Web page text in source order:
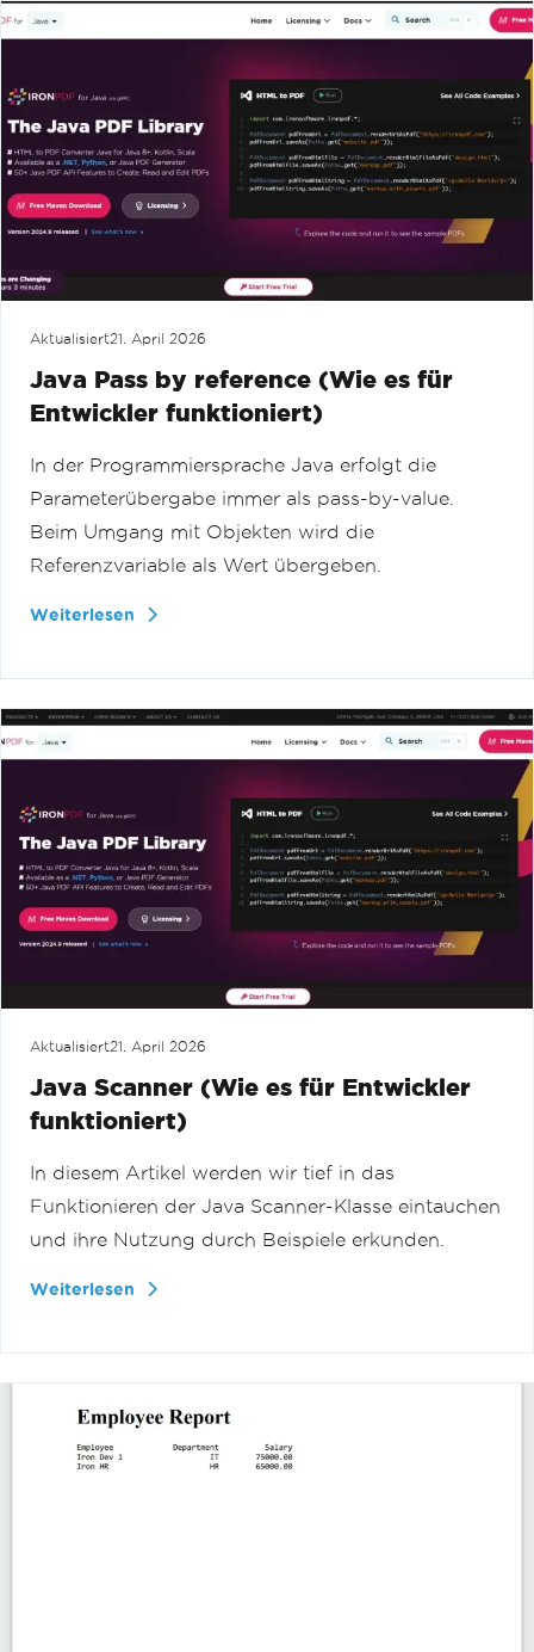
Aktualisiert21. April 2026
Java Pass by reference (Wie es für
Entwickler funktioniert)
In der Programmiersprache Java erfolgt die
Parameterübergabe immer als pass-by-value.
Beim Umgang mit Objekten wird die
Referenzvariable als Wert übergeben.
Weiterlesen
Aktualisiert21. April 2026
Java Scanner (Wie es für Entwickler
funktioniert)
In diesem Artikel werden wir tief in das
Funktionieren der Java Scanner-Klasse eintauchen
und ihre Nutzung durch Beispiele erkunden.
Weiterlesen